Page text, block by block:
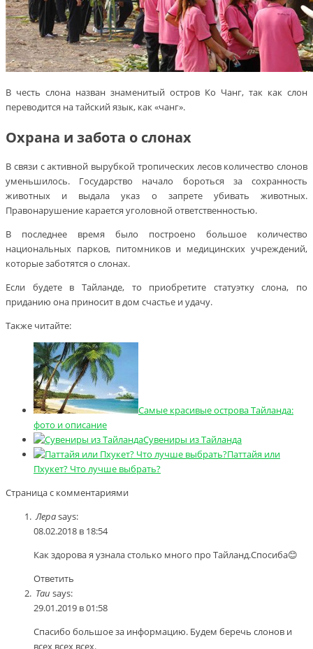
В честь слона назван знаменитый остров Ко Чанг, так как слон
переводится на тайский язык, как «чанг».
Охрана и забота о слонах
В связи с активной вырубкой тропических лесов количество слонов
уменьшилось. Государство начало бороться за сохранность
животных и выдала указ о запрете убивать животных.
Правонарушение карается уголовной ответственностью.
В последнее время было построено большое количество
национальных парков, питомников и медицинских учреждений,
которые заботятся о слонах.
Если будете в Тайланде, то приобретите статуэтку слона, по
приданию она приносит в дом счастье и удачу.
Также читайте:
Самые красивые острова Тайланда:
фото и описание
Сувениры из Тайланда
Паттайя или
Пхукет? Что лучше выбрать?
Страница с комментариями
Лераsays:
08.02.2018 в 18:54
Как здорова я узнала столько много про Тайланд.Спосиба😊
Ответить
Tau says:
29.01.2019 в 01:58
Спасибо большое за информацию. Будем беречь слонов и
всех всех всех.